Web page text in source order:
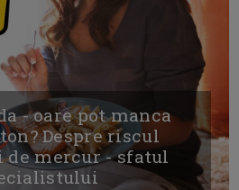
- oare pot manca
Despre riscul
mercur - sfatul